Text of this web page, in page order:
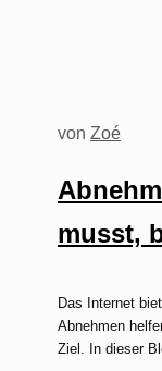
musst,
von Zoé
Das Internet
Abnehmen
Ziel. In dieser